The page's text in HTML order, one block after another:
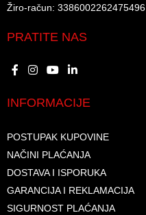
Žiro-račun: 3386002262475496​​
PRATITE NAS
INFORMACIJE
POSTUPAK KUPOVINE
NAČINI PLAĆANJA
DOSTAVA I ISPORUKA
GARANCIJA I REKLAMACIJA
SIGURNOST PLAĆANJA